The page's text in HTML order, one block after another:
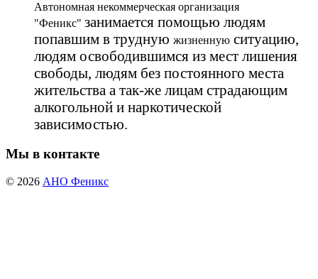
Автономная некоммерческая организация
"Феникс" занимается помощью людям
попавшим в трудную жизненную ситуацию,
людям освободившимся из мест лишения
свободы, людям без постоянного места
жительства а так-же лицам страдающим
алкогольной и наркотической
зависимостью.
Мы в контакте
© 2026 АНО Феникс